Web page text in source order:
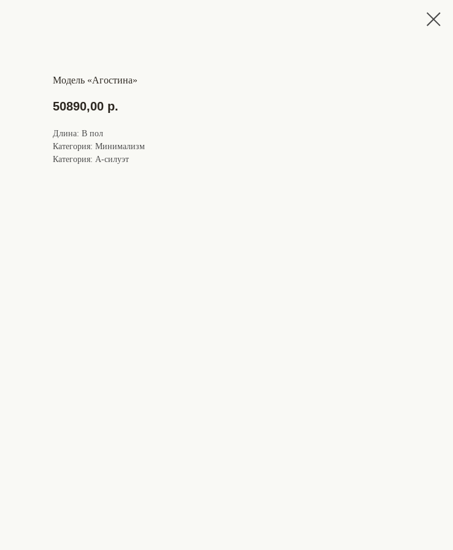
Модель «Агостина»
50890,00 р.
Длина: В пол
Категория: Минимализм
Категория: А-силуэт